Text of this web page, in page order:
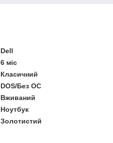
Dell
6 міс
Класичний
DOS/Без ОС
Вживаний
Ноутбук
Золотистий